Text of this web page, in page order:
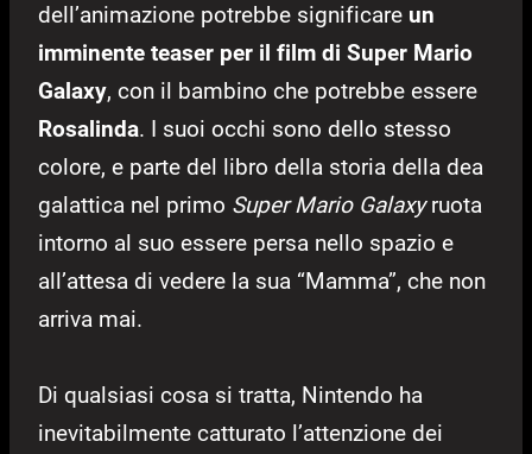
dell’animazione potrebbe significare un
imminente teaser per il film di Super Mario
Galaxy, con il bambino che potrebbe essere
Rosalinda. I suoi occhi sono dello stesso
colore, e parte del libro della storia della dea
galattica nel primo Super Mario Galaxyruota
intorno al suo essere persa nello spazio e
all’attesa di vedere la sua “Mamma”, che non
arriva mai.
Di qualsiasi cosa si tratta, Nintendo ha
inevitabilmente catturato l’attenzione dei